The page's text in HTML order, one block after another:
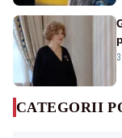
CATEGORII